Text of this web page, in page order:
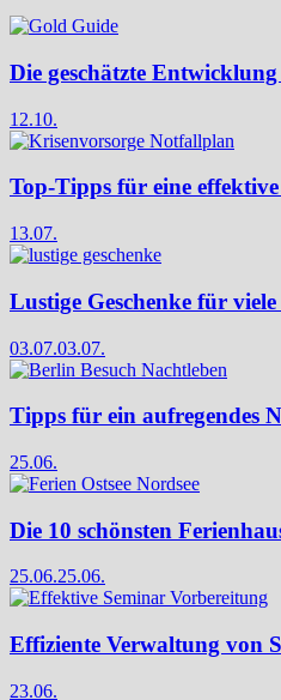
Die geschätzte
12.10.
Top-Tipps für eine
13.07.
Lustige Geschenke für viele
03.07.03.07.
Tipps für ein aufregendes
25.06.
Die 10 schönsten
25.06.25.06.
Effiziente Verwaltung von
23.06.